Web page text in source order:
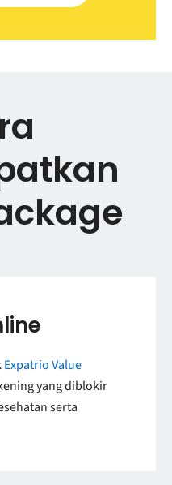
Expatrio Value
yang diblokir
serta